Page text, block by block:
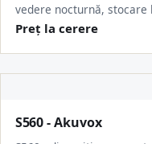
vedere nocturnă, stocare
Preț la cerere
S560 - Akuvox